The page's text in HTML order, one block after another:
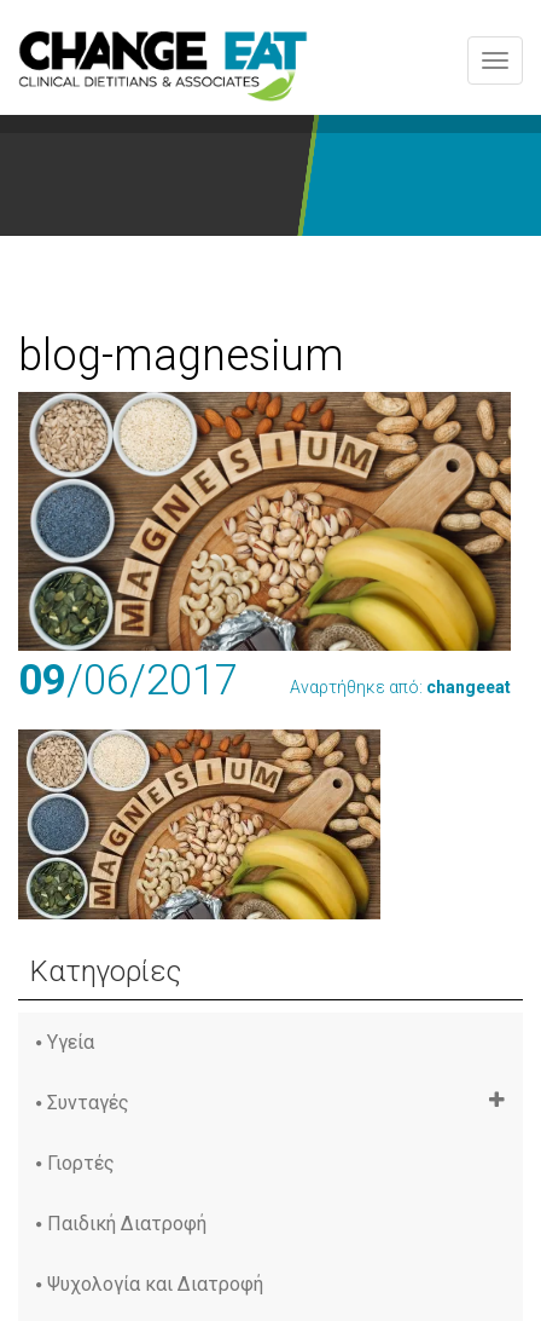
blog-magnesium
09/06/2017 Αναρτήθηκε από: changeeat
Κατηγορίες
Υγεία
Συνταγές
Γιορτές
Παιδική Διατροφή
Ψυχολογία και Διατροφή